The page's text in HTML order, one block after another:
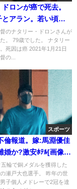
ロンが癌で死去。
とアラン。若い頃の
イ/個人教授)
のナタリー・ドロンさんが
。 79歳でした。 ナタリー
死因は癌 2021年1月21日
の...
スポーツ
倫報道。嫁:馬淵優佳
婚か?激安ﾎﾃﾙ[画像/
輪で銅メダルを獲得した
瀬戸大也選手。 昨年の世
子個人メドレーで2冠を達